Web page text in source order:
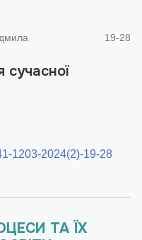
19-28
сучасної
1203-2024(2)-19-28
ТА ЇХ